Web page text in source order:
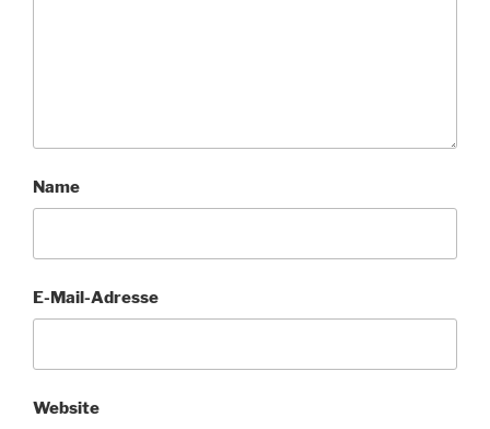
Name
E-Mail-Adresse
Website